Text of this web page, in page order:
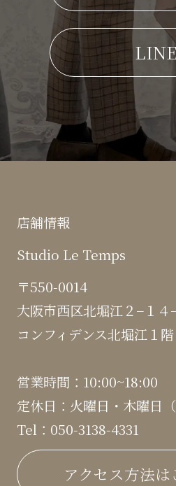
LINE
店舗情報
Studio Le Temps
〒550-0014
大阪市西区北堀江２−１４
コンフィデンス北堀江１
営業時間：10:00~18:00
定休日：火曜日・木曜日（
Tel：050-3138-4331
アクセス方法は